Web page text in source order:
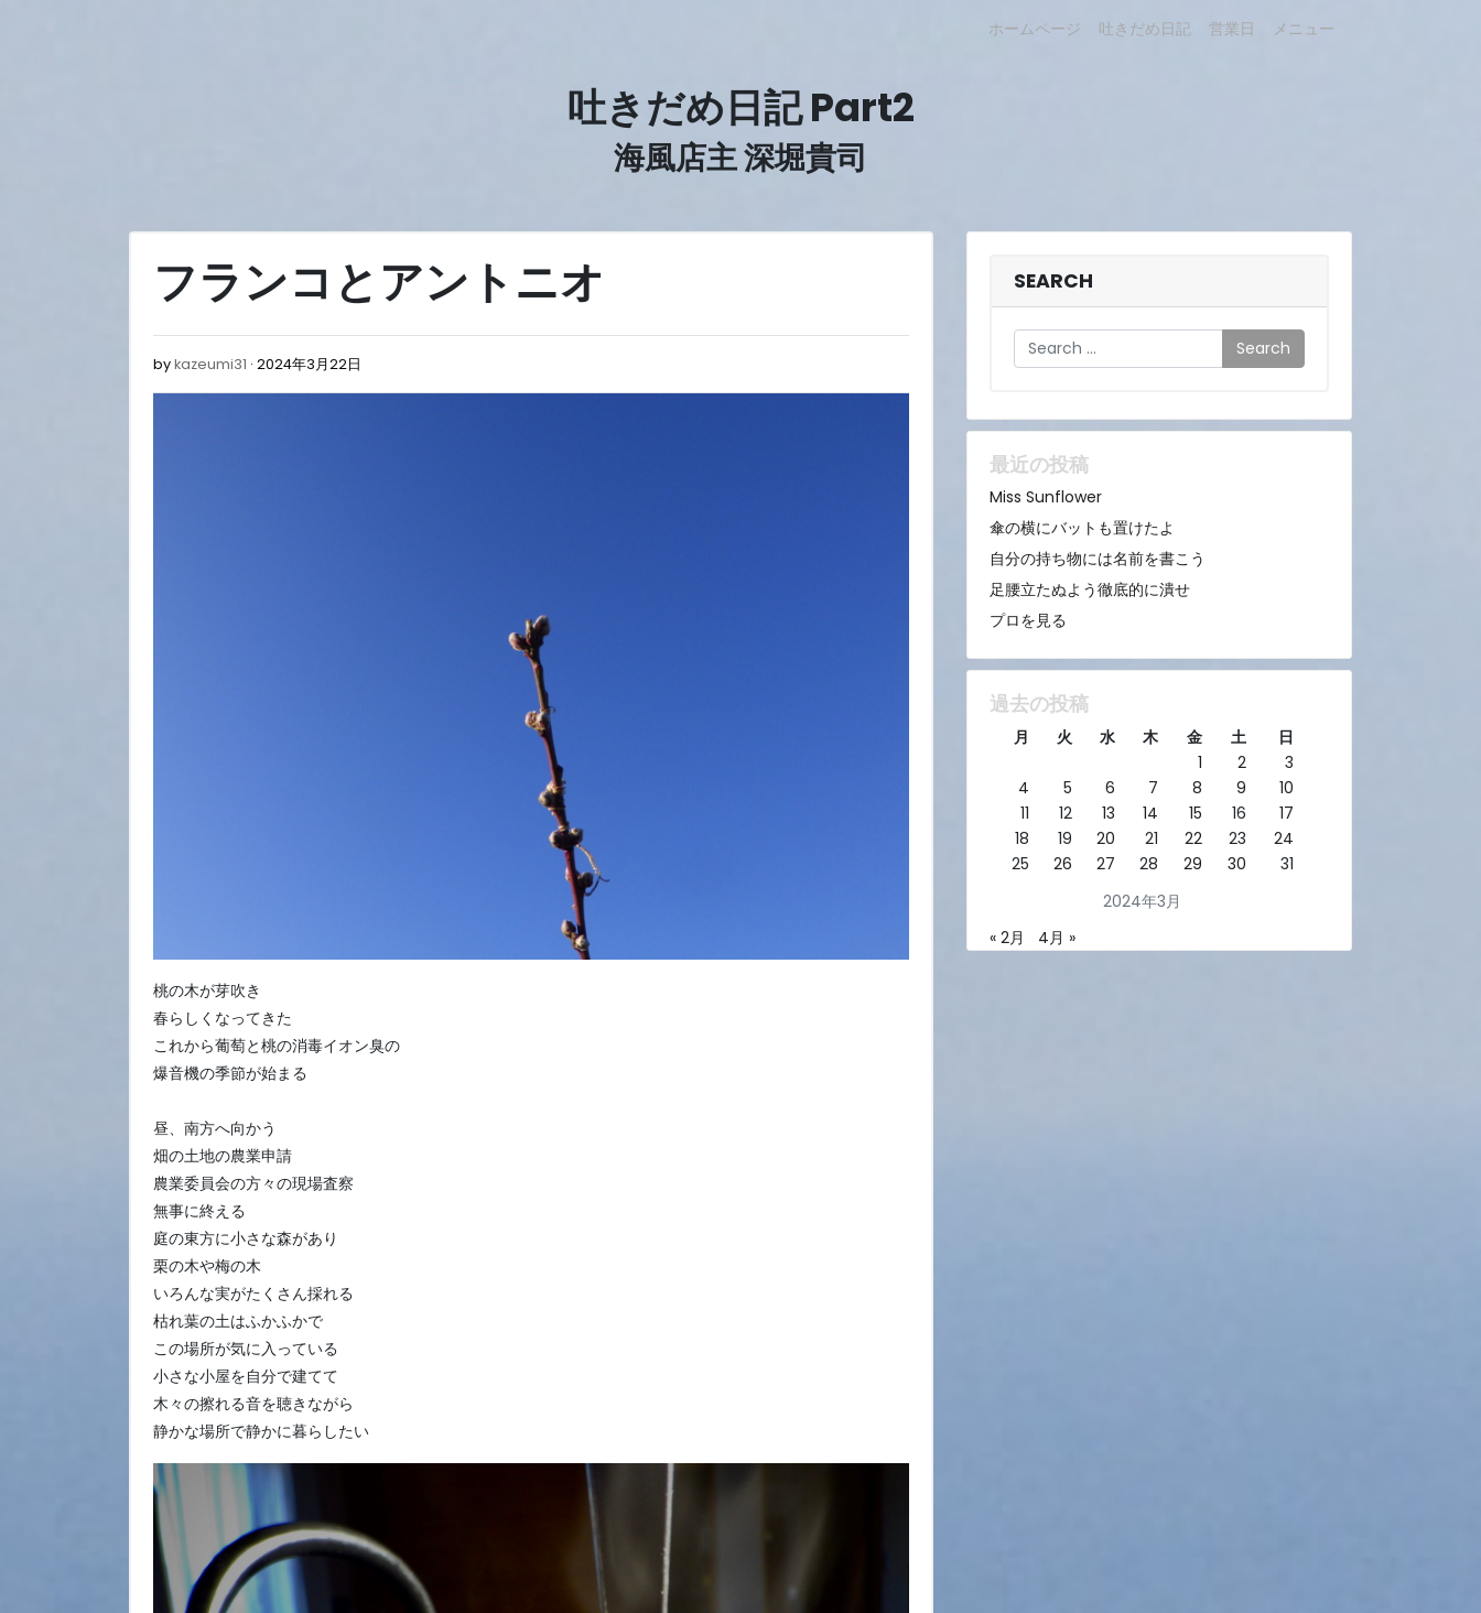
ホームページ 吐きだめ日記 営業日 メニュー
吐きだめ日記 Part2
海風店主 深堀貴司
フランコとアントニオ
bykazeumi31 2024年3月22日
桃の木が芽吹き
春らしくなってきた
これから葡萄と桃の消毒イオン臭の
爆音機の季節が始まる
昼、南方へ向かう
畑の土地の農業申請
農業委員会の方々の現場査察
無事に終える
庭の東方に小さな森があり
栗の木や梅の木
いろんな実がたくさん採れる
枯れ葉の土はふかふかで
この場所が気に入っている
小さな小屋を自分で建てて
木々の擦れる音を聴きながら
静かな場所で静かに暮らしたい
SEARCH
Search
最近の投稿
Miss Sunflower
傘の横にバットも置けたよ
自分の持ち物には名前を書こう
足腰立たぬよう徹底的に潰せ
プロを見る
過去の投稿
2024年3月
月 火 水 木 金 土
日
1
2
3
4
5 6 7 8 9
10
11
12 13 14 15 16
17
18
19 20 21 22 23
24
25
26 27 28 29 30 31
« 2月 4月 »